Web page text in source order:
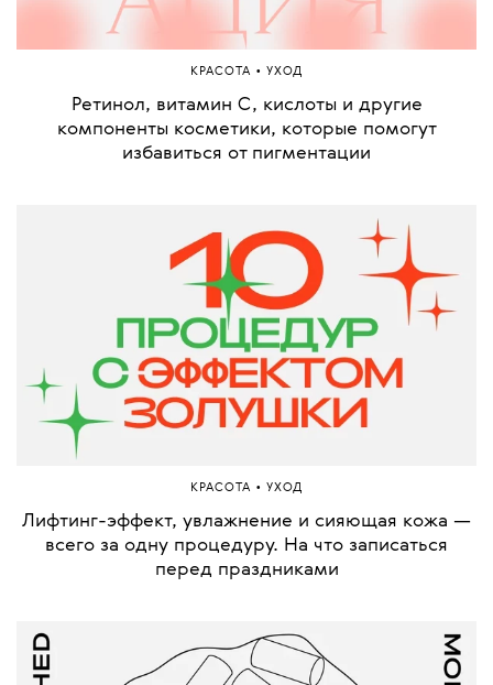
КРАСОТА • УХОД
Ретинол, витамин С, кислоты и другие
компоненты косметики, которые помогут
избавиться от пигментации
КРАСОТА • УХОД
Лифтинг-эффект, увлажнение и сияющая кожа —
всего за одну процедуру. На что записаться
перед праздниками